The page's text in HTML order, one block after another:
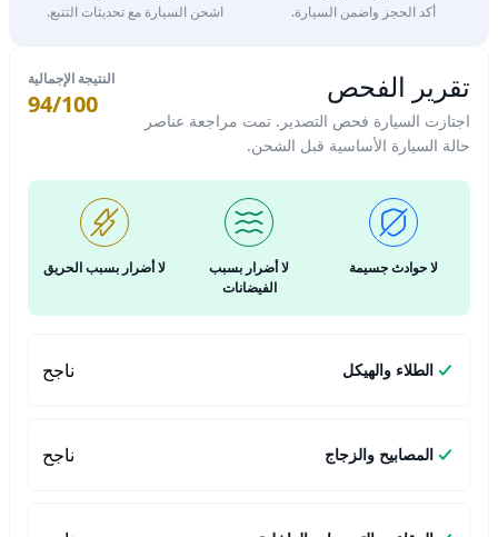
أكد الحجز واضمن السيارة. اشحن السيارة مع تحديثات التتبع.
تقرير الفحص
اجتازت السيارة فحص التصدير. تمت مراجعة عناصر
حالة السيارة الأساسية قبل الشحن.
النتيجة الإجمالية
94/100
لا حوادث جسيمة
لا أضرار بسبب
الفيضانات
لا أضرار بسبب الحريق
الطلاء والهيكل ناجح
المصابيح والزجاج ناجح